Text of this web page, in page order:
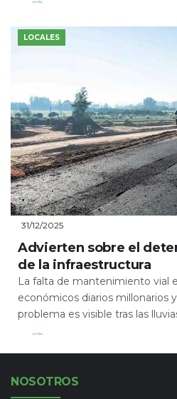
Leer Más
LOCALES
31/12/2025
Advierten sobre el
de la infraestructura
La falta de mantenimiento vial
económicos diarios millonarios
problema es visible tras las
Leer Más
NOSOTROS